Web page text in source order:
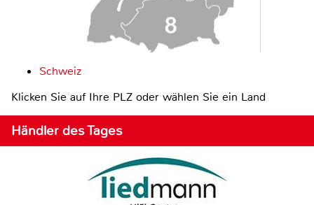
Schweiz
Klicken Sie auf Ihre PLZ oder wählen Sie ein Land
Händler des Tages